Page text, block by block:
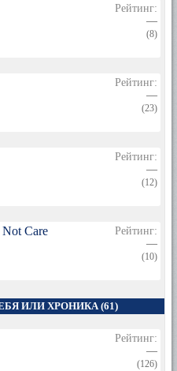
Рейтинг:
—
(8)
Рейтинг:
—
(23)
Рейтинг:
—
(12)
Not Care
Рейтинг:
—
(10)
ИЛИ ХРОНИКА (61)
Рейтинг:
—
(126)